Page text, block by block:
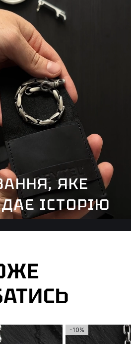
ЯКЕ
ІСТОРІЮ
-10%